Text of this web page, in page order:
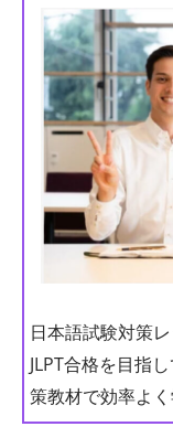
日本語試験対策
JLPT合格を目指
策教材で効率よく